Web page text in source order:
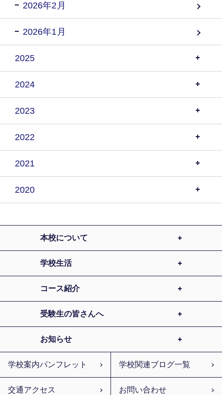
2026年2月
2026年1月
2025
2024
2023
2022
2021
2020
本校について
学校生活
コース紹介
受験生の皆さんへ
お知らせ
学校案内パンフレット 学校関連ブログ一覧
交通アクセス お問い合わせ